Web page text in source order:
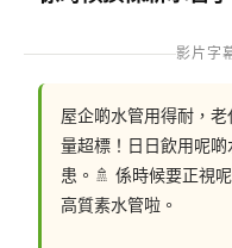
影片字
屋企啲水管用得耐，
量超標！日日飲用呢
患。🚿 係時候要正視
高質素水管啦。